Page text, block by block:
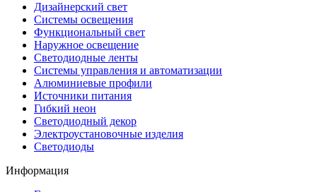
Дизайнерский свет
Системы освещения
Функциональный свет
Наружное освещение
Светодиодные ленты
Системы управления и автоматизации
Алюминиевые профили
Источники питания
Гибкий неон
Светодиодный декор
Электроустановочные изделия
Светодиоды
Информация